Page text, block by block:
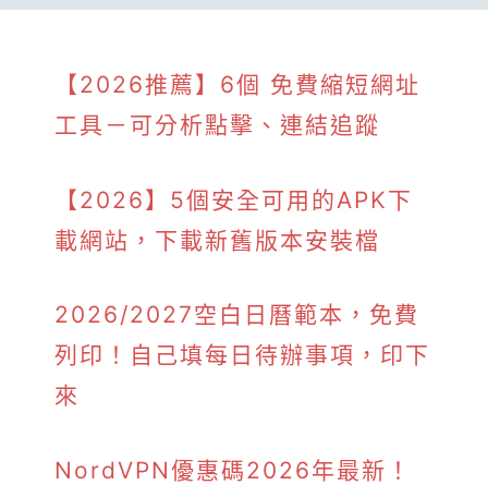
【2026推薦】6個 免費縮短網址
工具－可分析點擊、連結追蹤
【2026】5個安全可用的APK下
載網站，下載新舊版本安裝檔
2026/2027空白日曆範本，免費
列印！自己填每日待辦事項，印下
來
NordVPN優惠碼2026年最新！